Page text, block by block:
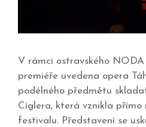
V rámci ostravského
premiéře uvedena opera
podélného předmětu
Cíglera, která vznikla přímo
festivalu. Představení se